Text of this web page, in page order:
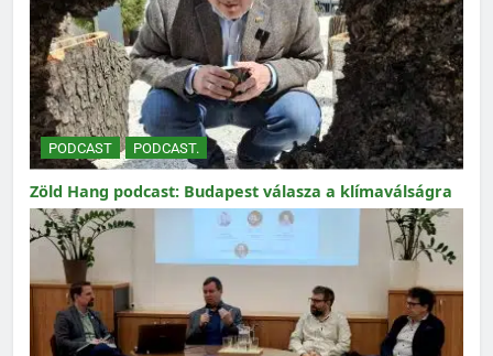
PODCAST PODCAST.
Zöld Hang podcast: Budapest válasza a klímaválságra